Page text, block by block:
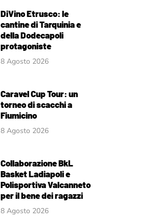
DiVino Etrusco: le
cantine di Tarquinia e
della Dodecapoli
protagoniste
8 Agosto 2026
Caravel Cup Tour: un
torneo di scacchi a
Fiumicino
8 Agosto 2026
Collaborazione BkL
Basket Ladiapoli e
Polisportiva Valcanneto
per il bene dei ragazzi
8 Agosto 2026